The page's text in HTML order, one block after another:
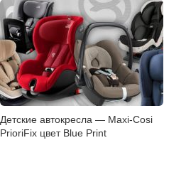
Детские автокресла — Maxi-Cosi
PrioriFix цвет Blue Print